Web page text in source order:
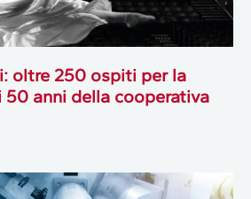
oltre 250 ospiti per la
50 anni della cooperativa